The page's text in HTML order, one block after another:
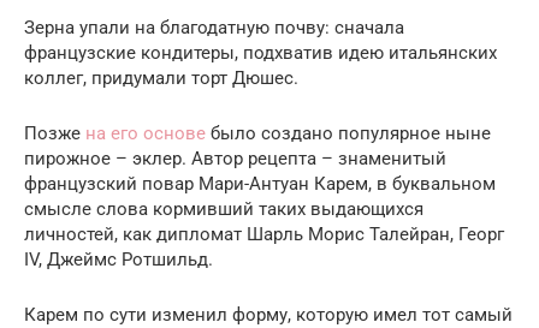
Зерна упали на благодатную почву: сначала
французские кондитеры, подхватив идею итальянских
коллег, придумали торт Дюшес.
Позже на его основе было создано популярное ныне
пирожное – эклер. Автор рецепта – знаменитый
французский повар Мари-Антуан Карем, в буквальном
смысле слова кормивший таких выдающихся
личностей, как дипломат Шарль Морис Талейран, Георг
IV, Джеймс Ротшильд.
Карем по сути изменил форму, которую имел тот самый